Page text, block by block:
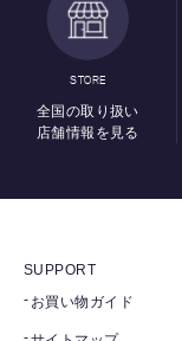
STORE
全国の取り扱い
店舗情報を見る
SUPPORT
お買い物ガイド